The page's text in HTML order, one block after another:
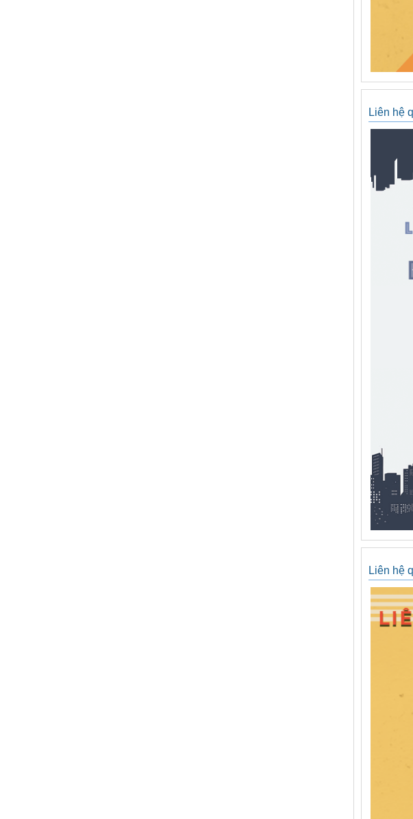
Liên hệ
Liên hệ